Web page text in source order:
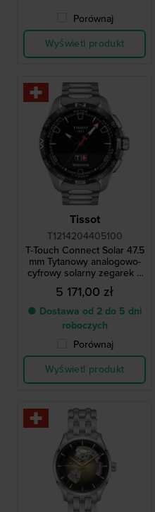
Porównaj
Wyświetl produkt
Tissot
T1214204405100
T-Touch Connect Solar 47.5
mm Tytanowy analogowo-
cyfrowy solarny zegarek z
bluetooth
5 171,00 zł
● Dostawa od 2 do 5 dni
roboczych
Porównaj
Wyświetl produkt